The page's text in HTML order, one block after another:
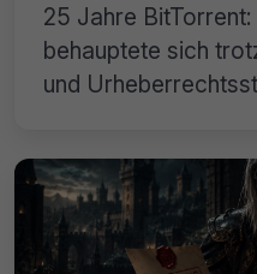
25 Jahre
behauptete sich
und